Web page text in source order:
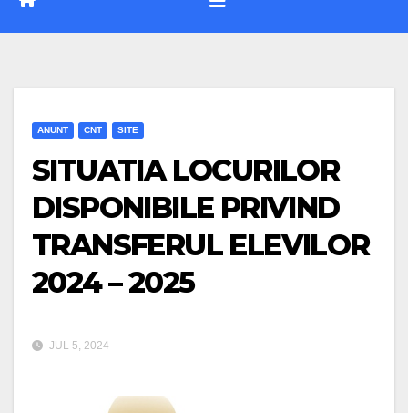
ANUNT CNT SITE
SITUATIA LOCURILOR
DISPONIBILE PRIVIND
TRANSFERUL ELEVILOR
2024 – 2025
JUL 5, 2024